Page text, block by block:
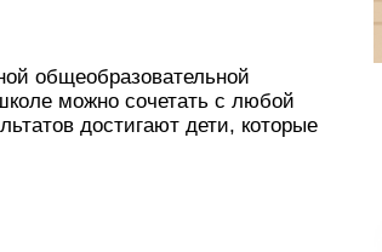
общеобразовательной
можно сочетать с любой
достигают дети, которые